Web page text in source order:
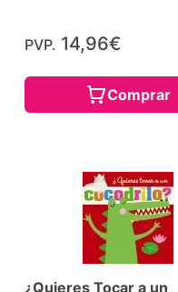
PVP. 14,96€
Comprar
¿Quieres Tocar a un